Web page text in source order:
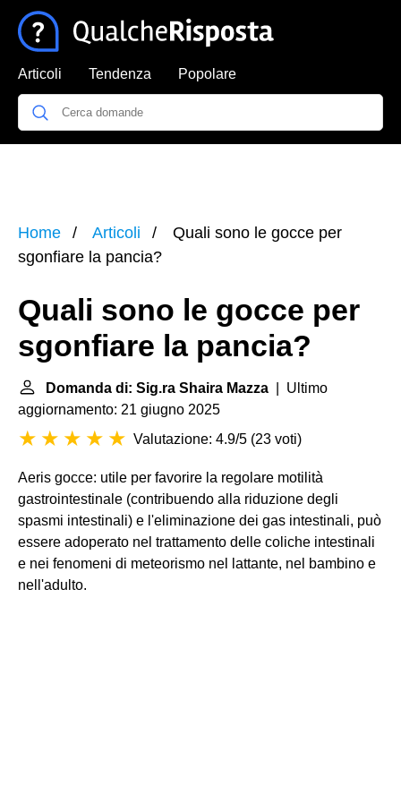
Articoli Tendenza Popolare
Home Articoli
Quali sono le gocce per
sgonfiare la pancia?
Quali sono le gocce per
sgonfiare la pancia?
Domanda di: Sig.ra Shaira Mazza | Ultimo
aggiornamento: 21 giugno 2025
Valutazione: 4.9/5 (23 voti)
Aeris gocce: utile per favorire la regolare motilità
gastrointestinale (contribuendo alla riduzione degli
spasmi intestinali) e l'eliminazione dei gas intestinali, può
essere adoperato nel trattamento delle coliche intestinali
e nei fenomeni di meteorismo nel lattante, nel bambino e
nell'adulto.